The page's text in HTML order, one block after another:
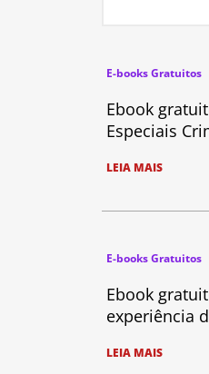
E-books Gratuitos
Ebook
Especiais
LEIA MAIS
E-books Gratuitos
Ebook
experiência
LEIA MAIS